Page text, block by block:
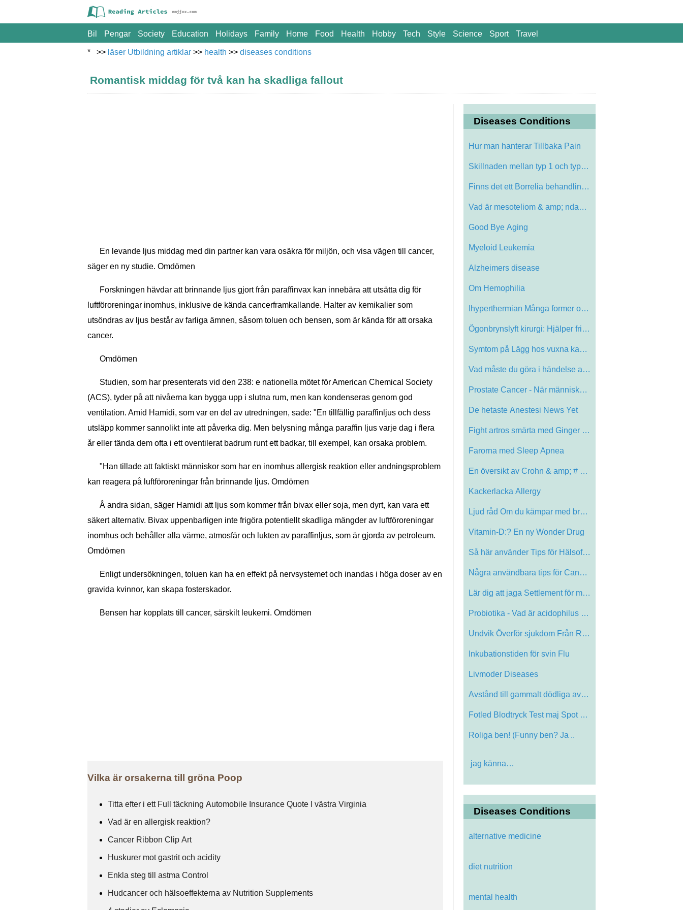
Bil Pengar Society Education Holidays Family Home Food Health Hobby Tech Style Science Sport Travel
* >> läser Utbildning artiklar >> health >> diseases conditions
Romantisk middag för två kan ha skadliga fallout
En levande ljus middag med din partner kan vara osäkra för miljön, och visa vägen till cancer,
säger en ny studie. Omdömen
Forskningen hävdar att brinnande ljus gjort från paraffinvax kan innebära att utsätta dig för
luftföroreningar inomhus, inklusive de kända cancerframkallande. Halter av kemikalier som
utsöndras av ljus består av farliga ämnen, såsom toluen och bensen, som är kända för att orsaka
cancer.
Omdömen
Studien, som har presenterats vid den 238: e nationella mötet för American Chemical Society
(ACS), tyder på att nivåerna kan bygga upp i slutna rum, men kan kondenseras genom god
ventilation. Amid Hamidi, som var en del av utredningen, sade: "En tillfällig paraffinljus och dess
utsläpp kommer sannolikt inte att påverka dig. Men belysning många paraffin ljus varje dag i flera
år eller tända dem ofta i ett oventilerat badrum runt ett badkar, till exempel, kan orsaka problem.
"Han tillade att faktiskt människor som har en inomhus allergisk reaktion eller andningsproblem
kan reagera på luftföroreningar från brinnande ljus. Omdömen
Å andra sidan, säger Hamidi att ljus som kommer från bivax eller soja, men dyrt, kan vara ett
säkert alternativ. Bivax uppenbarligen inte frigöra potentiellt skadliga mängder av luftföroreningar
inomhus och behåller alla värme, atmosfär och lukten av paraffinljus, som är gjorda av petroleum.
Omdömen
Enligt undersökningen, toluen kan ha en effekt på nervsystemet och inandas i höga doser av en
gravida kvinnor, kan skapa fosterskador.
Bensen har kopplats till cancer, särskilt leukemi. Omdömen
Vilka är orsakerna till gröna Poop
Titta efter i ett Full täckning Automobile Insurance Quote I västra Virginia
Vad är en allergisk reaktion?
Cancer Ribbon Clip Art
Huskurer mot gastrit och acidity
Enkla steg till astma Control
Hudcancer och hälsoeffekterna av Nutrition Supplements
Diseases Conditions
Hur man hanterar Tillbaka Pain
Skillnaden mellan typ 1 och typ 2 Diabet…
Finns det ett Borrelia behandling som & …
Vad är mesoteliom & amp; ndash; Sällsy…
Good Bye Aging
Myeloid Leukemia
Alzheimers disease
Om Hemophilia
Ihyperthermian Många former och Method …
Ögonbrynslyft kirurgi: Hjälper friska …
Symtom på Lägg hos vuxna kan vara Diff…
Vad måste du göra i händelse av tryck…
Prostate Cancer - När människor reager…
De hetaste Anestesi News Yet
Fight artros smärta med Ginger Suppleme…
Farorna med Sleep Apnea
En översikt av Crohn & amp; # 039; s Di…
Kackerlacka Allergy
Ljud råd Om du kämpar med bronkial Ast…
Vitamin-D:? En ny Wonder Drug
Så här använder Tips för Hälsofråg…
Några användbara tips för Candida sva…
Lär dig att jaga Settlement för mesote…
Probiotika - Vad är acidophilus och and…
Undvik Överför sjukdom Från Restrooms
Inkubationstiden för svin Flu
Livmoder Diseases
Avstånd till gammalt dödliga avfall la…
Fotled Blodtryck Test maj Spot Hidden He…
Roliga ben! (Funny ben? Ja ..
jag känna…
Diseases Conditions
alternative medicine
diet nutrition
mental health